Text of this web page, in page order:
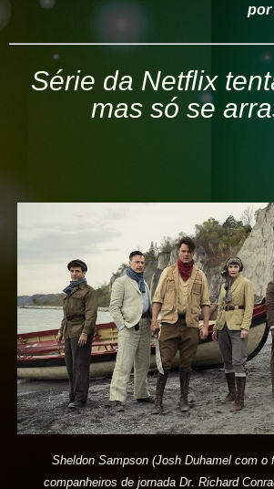
por
Série da Netflix
mas só se
Sheldon Sampson (Josh Duhamel com o
companheiros de jornada Dr. Richard